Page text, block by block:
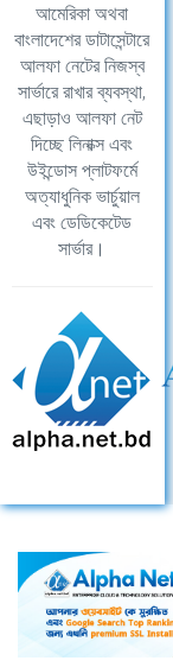
আমেরিকা অথবা
বাংলাদেশের ডাটাসেন্টারে
আলফা নেটের নিজস্ব
সার্ভারে রাখার ব্যবস্থা,
এছাড়াও আলফা নেট
দিচ্ছে লিনাক্স এবং
উইন্ডোস প্লাটফর্মে
অত্যাধুনিক ভার্চুয়াল
এবং ডেডিকেটেড
সার্ভার।